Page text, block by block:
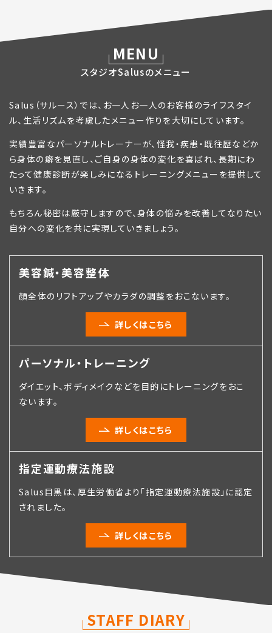
MENU
スタジオSalusのメニュー
Salus（サルース）では、お一人お一人のお客様のライフスタイ
ル、生活リズムを考慮したメニュー作りを大切にしています。
実績豊富なパーソナルトレーナーが、怪我・疾患・既往歴などか
ら身体の癖を見直し、ご自身の身体の変化を喜ばれ、長期にわ
たって健康診断が楽しみになるトレーニングメニューを提供して
いきます。
もちろん秘密は厳守しますので、身体の悩みを改善してなりたい
自分への変化を共に実現していきましょう。
美容鍼・美容整体
顔全体のリフトアップやカラダの調整をおこないます。
詳しくはこちら
パーソナル・トレーニング
ダイエット、ボディメイクなどを目的にトレーニングをおこ
ないます。
詳しくはこちら
指定運動療法施設
Salus目黒は、厚生労働省より「指定運動療法施設」に認定
されました。
詳しくはこちら
STAFF DIARY